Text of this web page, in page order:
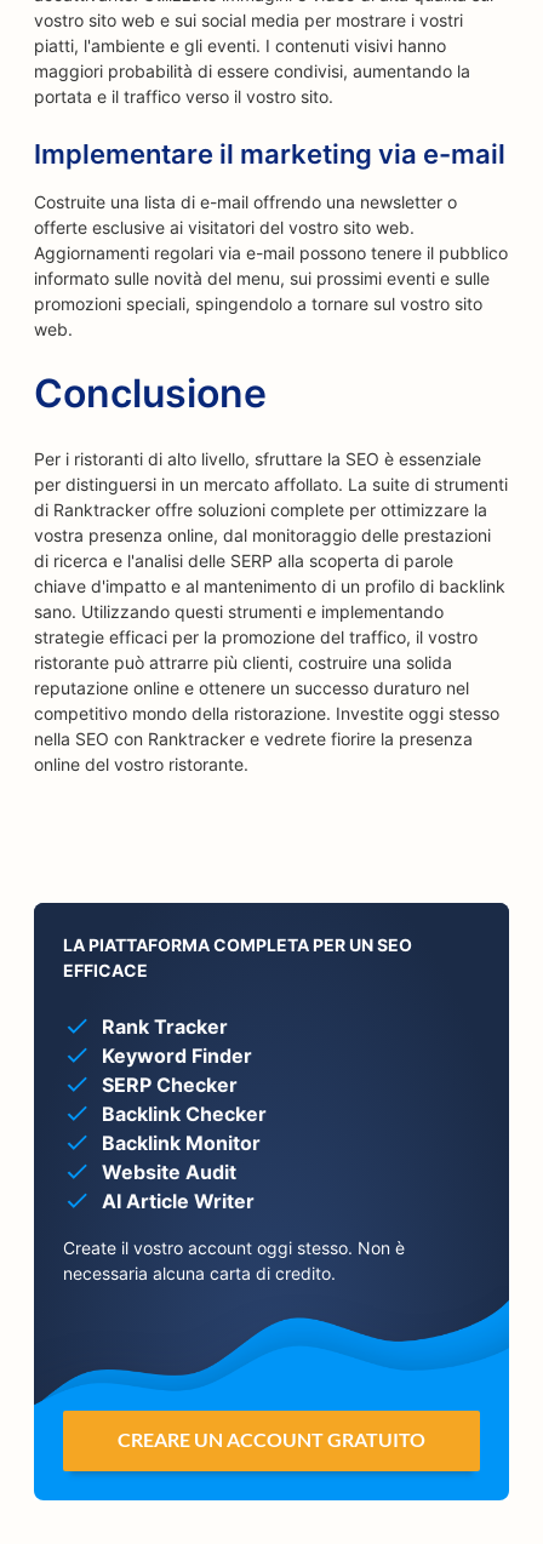
vostro sito web e sui social media per mostrare i vostri
piatti, l'ambiente e gli eventi. I contenuti visivi hanno
maggiori probabilità di essere condivisi, aumentando la
portata e il traffico verso il vostro sito.
Implementare il marketing via e-mail
Costruite una lista di e-mail offrendo una newsletter o
offerte esclusive ai visitatori del vostro sito web.
Aggiornamenti regolari via e-mail possono tenere il pubblico
informato sulle novità del menu, sui prossimi eventi e sulle
promozioni speciali, spingendolo a tornare sul vostro sito
web.
Conclusione
Per i ristoranti di alto livello, sfruttare la SEO è essenziale
per distinguersi in un mercato affollato. La suite di strumenti
di Ranktracker offre soluzioni complete per ottimizzare la
vostra presenza online, dal monitoraggio delle prestazioni
di ricerca e l'analisi delle SERP alla scoperta di parole
chiave d'impatto e al mantenimento di un profilo di backlink
sano. Utilizzando questi strumenti e implementando
strategie efficaci per la promozione del traffico, il vostro
ristorante può attrarre più clienti, costruire una solida
reputazione online e ottenere un successo duraturo nel
competitivo mondo della ristorazione. Investite oggi stesso
nella SEO con Ranktracker e vedrete fiorire la presenza
online del vostro ristorante.
LA PIATTAFORMA COMPLETA PER UN SEO
EFFICACE
Rank Tracker
Keyword Finder
SERP Checker
Backlink Checker
Backlink Monitor
Website Audit
AI Article Writer
Create il vostro account oggi stesso. Non è
necessaria alcuna carta di credito.
CREARE UN ACCOUNT GRATUITO